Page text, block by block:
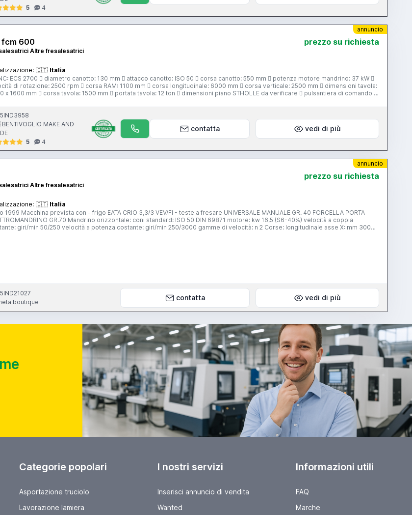
5
4
annuncio
fcm 600
Altre fresalesatrici
prezzo su richiesta
🇮🇹 Italia
ECS 2700  diametro canotto: 130 mm  attacco canotto: ISO 50  corsa canotto: 550 mm  potenza motore mandrino: 37 kW 
2500 rpm  corsa RAM: 1100 mm  corsa longitudinale: 6000 mm  corsa verticale: 2500 mm  dimensioni tavola:
x 1600 mm  corsa tavola: 1500 mm  portata tavola: 12 ton  dimensioni piano STHOLLE da verificare  pulsantiera di comando 
teste automatico con pick up  tavola rototr. 2000 x 1600 corsa 1500
MAKE AND
5
4
contatta vedi di più
annuncio
Altre fresalesatrici
prezzo su richiesta
🇮🇹 Italia
1999 Macchina prevista con - frigo EATA CRIO 3,3/3 VEV/FI - teste a fresare UNIVERSALE MANUALE GR. 40 FORCELLA PORTA
GR.70 Mandrino orizzontale: coni standard: ISO 50 DIN 69871 motore: kw 16,5 (S6-40%) velocità a coppia
giri/min 50/250 velocità a potenza costante: giri/min 250/3000 gamme di velocità: n 2 Corse: longitudinale asse X: mm 3000
contatta vedi di più
Categorie popolari
Asportazione truciolo
Lavorazione lamiera
I nostri servizi
Inserisci annuncio di vendita
Wanted
Informazioni utili
FAQ
Marche